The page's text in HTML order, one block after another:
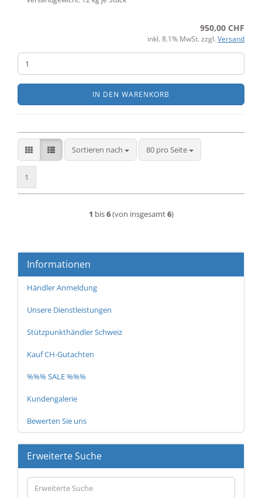
950,00 CHF
inkl. 8.1% MwSt. zzgl. Versand
IN DEN WARENKORB
Sortieren nach
Sortieren nach 80 pro Seite
pro Seite
1
1 bis6(von insgesamt6)
Informationen
Händler Anmeldung
Unsere Dienstleistungen
Stützpunkthändler Schweiz
Kauf CH-Gutachten
%%% SALE %%%
Kundengalerie
Bewerten Sie uns
Erweiterte Suche
Erweiterte
Suche